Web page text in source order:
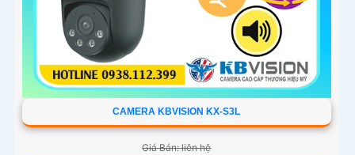
CAMERA KBVISION KX-S3L
Giá Bán: liên hệ